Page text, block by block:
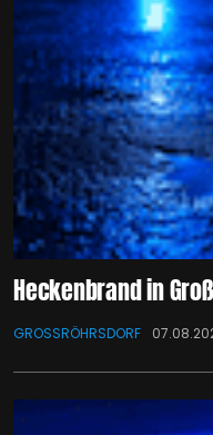
Heckenbrand in
GROSSRÖHRSDORF